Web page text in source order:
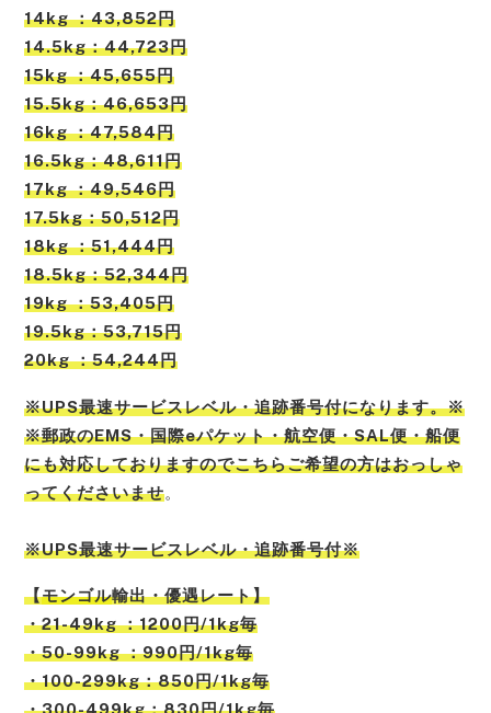
14kg ：43,852円
14.5kg：44,723円
15kg ：45,655円
15.5kg：46,653円
16kg ：47,584円
16.5kg：48,611円
17kg ：49,546円
17.5kg：50,512円
18kg ：51,444円
18.5kg：52,344円
19kg ：53,405円
19.5kg：53,715円
20kg ：54,244円
※UPS最速サービスレベル・追跡番号付になります。※
※郵政のEMS・国際eパケット・航空便・SAL便・船便
にも対応しておりますのでこちらご希望の方はおっしゃ
ってくださいませ。
※UPS最速サービスレベル・追跡番号付※
【モンゴル輸出・優遇レート】
・21-49kg ：1200円/1kg毎
・50-99kg ：990円/1kg毎
・100-299kg：850円/1kg毎